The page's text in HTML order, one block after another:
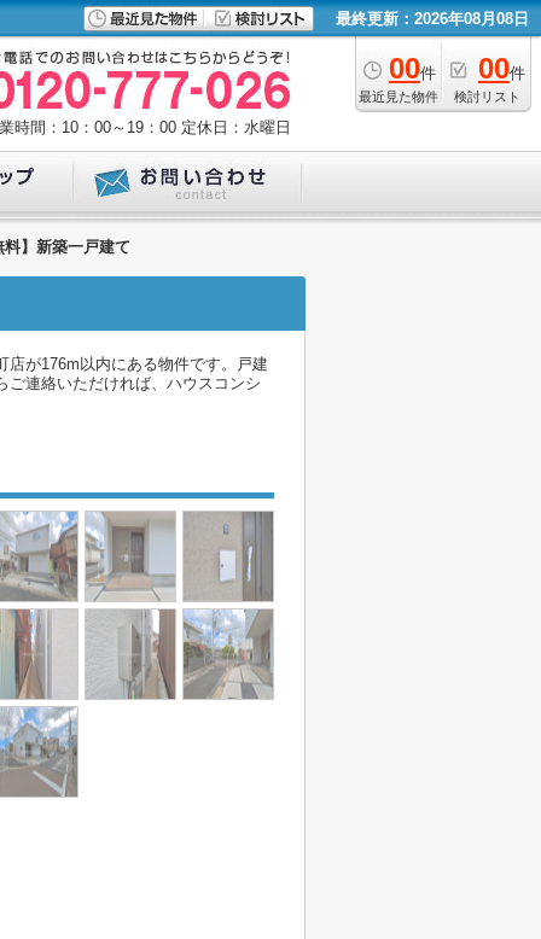
最終更新：2026年08月08日
00件
最近見た物件
00件
検討リスト
時間：10：00～19：00 定休日：水曜日
】新築一戸建て
が176m以内にある物件です。戸建
ご連絡いただければ、ハウスコンシ